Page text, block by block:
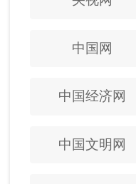
中国网
中国经济网
中国文明网